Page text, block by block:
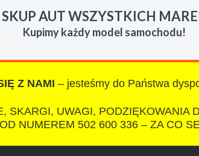
to polecam s-car.pl
IZA
SKUP AUT WSZYSTKICH
Kupimy każdy model samochodu!
Z NAMI – jesteśmy do Państwa
SKARGI, UWAGI, PODZIĘKOWANIA
NUMEREM 502 600 336 – ZA CO